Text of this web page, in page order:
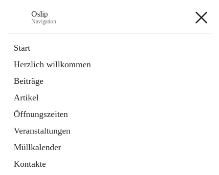
Oslip
Navigation
Start
Herzlich willkommen
Beiträge
Artikel
Öffnungszeiten
Veranstaltungen
Müllkalender
Kontakte
Externe Webseite
in
Tab
Bundeskanzleramt Österreich
Externe Webseite
öffnet
in
neuem
Tab